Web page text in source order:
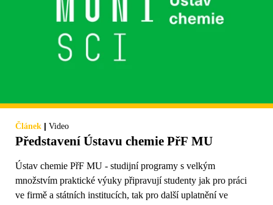
Článek | Video
Představení Ústavu chemie PřF MU
Ústav chemie PřF MU - studijní programy s velkým
množstvím praktické výuky připravují studenty jak pro práci
ve firmě a státních institucích, tak pro další uplatnění ve